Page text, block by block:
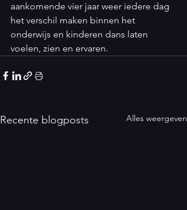
aankomende vier jaar weer iedere dag
het verschil maken binnen het
onderwijs en kinderen dans laten
voelen, zien en ervaren.
Recente blogposts Alles weergeven